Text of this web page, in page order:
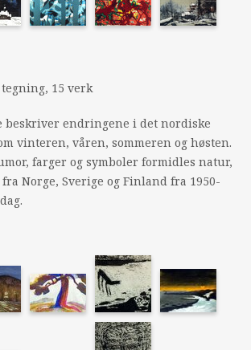
tegning, 15 verk
beskriver endringene i det nordiske
vinteren, våren, sommeren og høsten.
farger og symboler formidles natur,
Norge, Sverige og Finland fra 1950-